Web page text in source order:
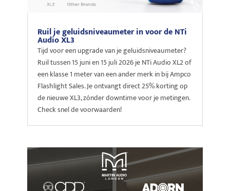
Ruil je geluidsniveaumeter in voor de NTi
Audio XL3
Tijd voor een upgrade van je geluidsniveaumeter?
Ruil tussen 15 juni en 15 juli 2026 je NTi Audio XL2 of
een klasse 1 meter van een ander merk in bij Ampco
Flashlight Sales. Je ontvangt direct 25% korting op
de nieuwe XL3, zónder downtime voor je metingen.
Check snel de voorwaarden!